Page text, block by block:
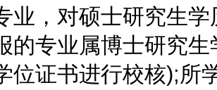
业，对硕士研究生
的专业属博士研究
位证书进行校核);所